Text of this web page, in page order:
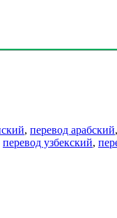
, перевод арабский,
перевод узбекский,